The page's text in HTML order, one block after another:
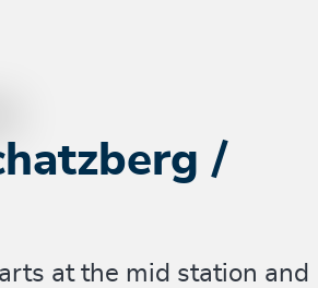
/
at the mid station and